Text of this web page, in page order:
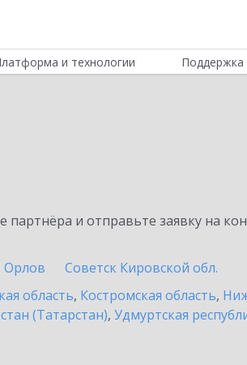
и технологии Поддержка
и отправьте заявку на
Орлов
Советск Кировской обл.
область, Костромская область,
(Татарстан), Удмуртская